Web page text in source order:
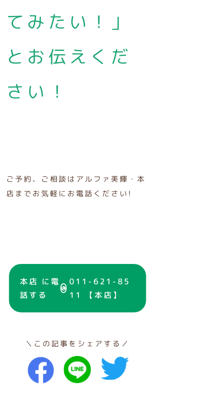
てみたい！」
とお伝えくだ
さい！
ご予約、ご相談はアルファ美輝・本
店までお気軽にお電話ください!
本店 に電
話する
011-621-85
11 【本店】
＼この記事をシェアする／